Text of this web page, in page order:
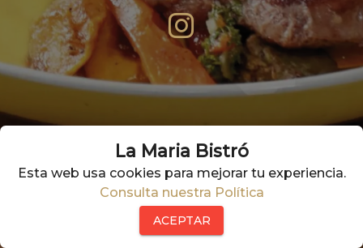
La Maria Bistró
Esta web usa cookies para mejorar tu experiencia.
Consulta nuestra Política
ACEPTAR